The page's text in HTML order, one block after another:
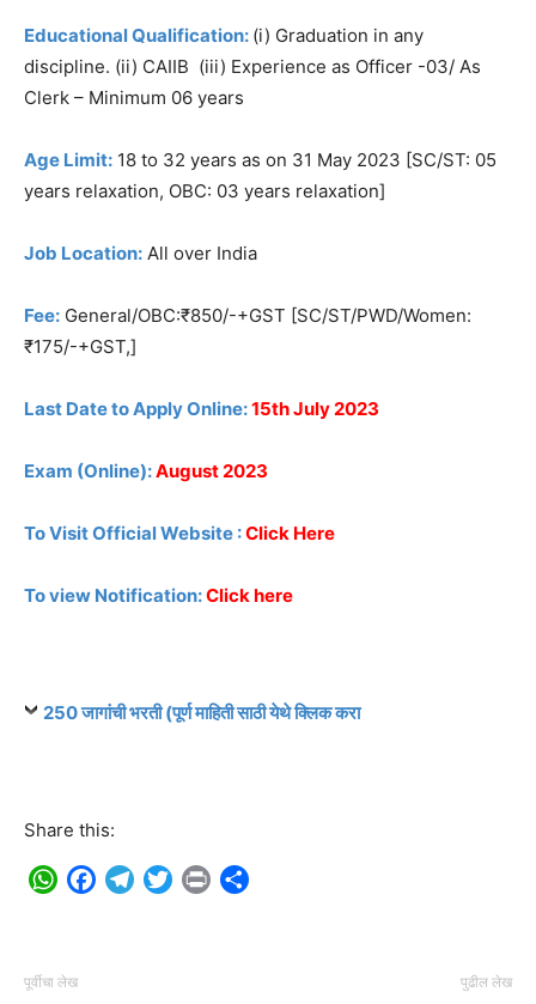
Educational Qualification: (i) Graduation in any
discipline. (ii) CAIIB (iii) Experience as Officer -03/ As
Clerk – Minimum 06 years
Age Limit: 18 to 32 years as on 31 May 2023 [SC/ST: 05
years relaxation, OBC: 03 years relaxation]
Job Location: All over India
Fee: General/OBC:₹850/-+GST [SC/ST/PWD/Women:
₹175/-+GST,]
Last Date to Apply Online:15th July 2023
Exam (Online):August 2023
To Visit Official Website :Click Here
To view Notification:Click here
250 जागांची भरती (पूर्ण माहिती साठी येथे क्लिक करा
Share this:
WhatsApp
Facebook
TelegramTwitterPrint
पूर्वीचा लेख पुढील लेख